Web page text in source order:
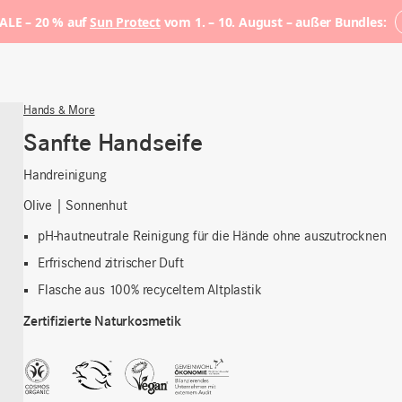
– 20 % aufSun Protectvom 1. – 10. August – außer Bundles:
Hands & More
Sanfte Handseife
Handreinigung
Olive | Sonnenhut
pH-hautneutrale Reinigung für die Hände ohne auszutrocknen
Erfrischend zitrischer Duft
Flasche aus 100% recyceltem Altplastik
Zertifizierte Naturkosmetik